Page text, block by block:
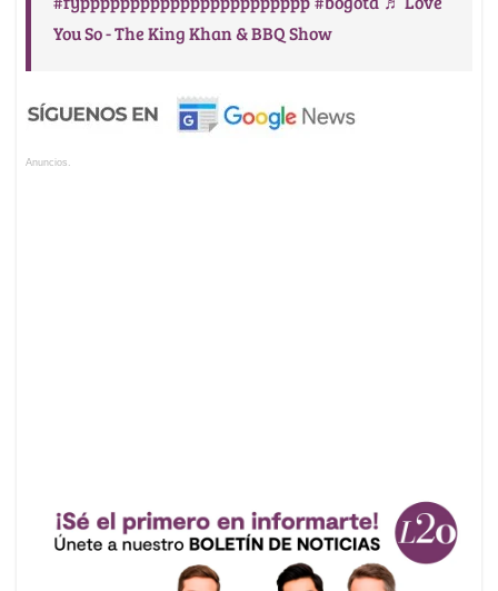
You So - The King Khan & BBQ Show
Anuncios.